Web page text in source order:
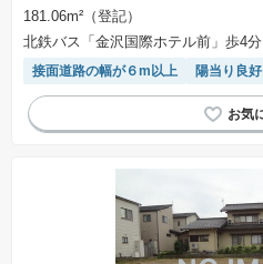
181.06m²（登記）
北鉄バス「金沢国際ホテル前」歩4分
接面道路の幅が６m以上 陽当り良好